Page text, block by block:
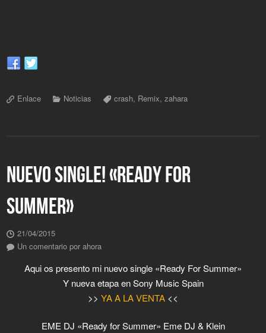
Enlace Noticias crash, Remix,zahara
NUEVO SINGLE! «READY FOR
SUMMER»
21/04/2015
Un comentario por ahora
Aqui os presento mi nuevo single «Ready For Summer»
Y nueva etapa en Sony Music Spain
>> YA A LA VENTA <<
EME DJ «Ready for Summer» Eme DJ & Klein